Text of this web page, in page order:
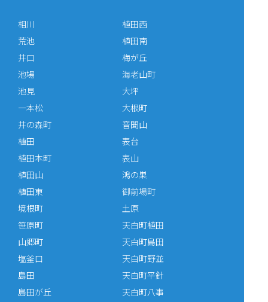
相川
荒池
井口
池場
池見
一本松
井の森町
植田
植田本町
植田山
植田東
植田西
植田南
梅が丘
海老山町
大坪
大根町
音聞山
表台
表山
鴻の巣
御前場町
境根町
笹原町
山郷町
塩釜口
島田
島田が丘
土原
天白町植田
天白町島田
天白町野並
天白町平針
天白町八事